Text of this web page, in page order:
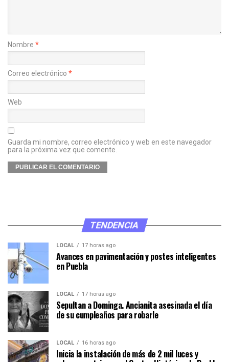
Nombre *
Correo electrónico *
Web
Guarda mi nombre, correo electrónico y web en este navegador
para la próxima vez que comente.
TENDENCIA
LOCAL 17 horas ago
Avances en pavimentación y postes inteligentes
en Puebla
LOCAL 17 horas ago
Sepultan a Dominga. Ancianita asesinada el día
de su cumpleaños para robarle
LOCAL 16 horas ago
Inicia la instalación de más de 2 mil luces y